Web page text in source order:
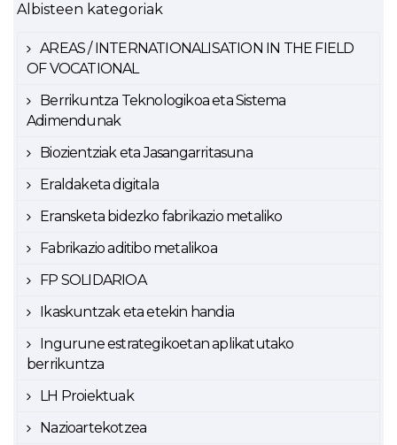
Albisteen kategoriak
AREAS / INTERNATIONALISATION IN THE FIELD
OF VOCATIONAL
Berrikuntza Teknologikoa eta Sistema
Adimendunak
Biozientziak eta Jasangarritasuna
Eraldaketa digitala
Eransketa bidezko fabrikazio metaliko
Fabrikazio aditibo metalikoa
FP SOLIDARIOA
Ikaskuntzak eta etekin handia
Ingurune estrategikoetan aplikatutako
berrikuntza
LH Proiektuak
Nazioartekotzea